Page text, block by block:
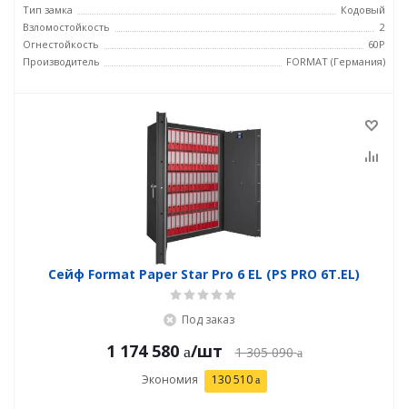
Тип замка
Кодовый
Взломостойкость
2
Огнестойкость
60P
Производитель
FORMAT (Германия)
Сейф Format Paper Star Pro 6 EL (PS PRO 6Т.EL)
Под заказ
1 174 580 /шт 1 305 090
Экономия 130 510